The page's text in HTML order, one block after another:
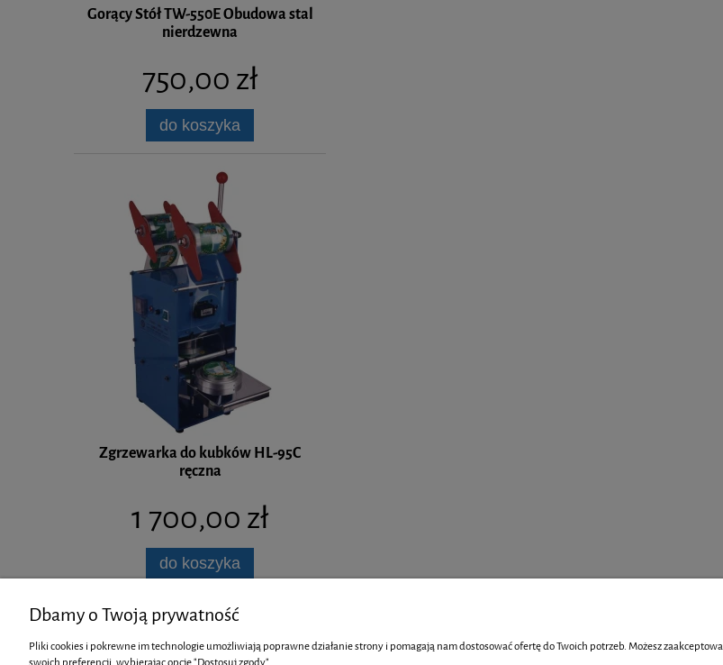
Gorący Stół TW-550E Obudowa stal
nierdzewna
750,00 zł
do koszyka
Zgrzewarka do kubków HL-95C
ręczna
1 700,00 zł
do koszyka
Dbamy o Twoją prywatność
Pliki cookies i pokrewne im technologie umożliwiają poprawne działanie strony i pomagają nam dostosować ofertę do Twoich potrzeb. Możesz